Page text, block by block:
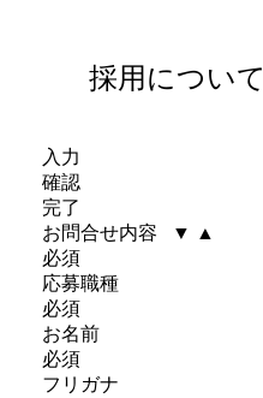
採用について
入力
確認
完了
お問合せ内容
▼
▲
必須
応募職種
必須
お名前
必須
フリガナ